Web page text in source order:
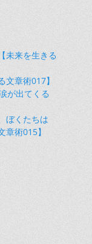
未来を生きる
章術017】
が出てくる
ぼくたちは
章術015】